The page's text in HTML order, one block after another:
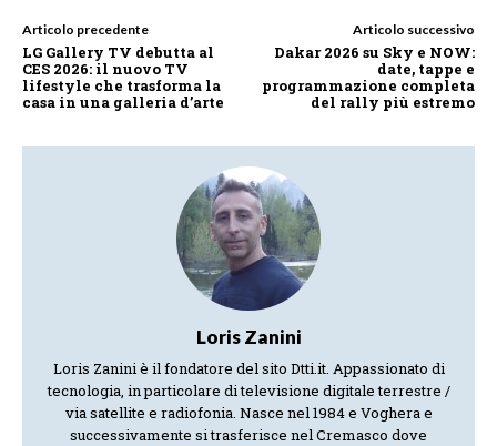
Articolo precedente
LG Gallery TV debutta al
CES 2026: il nuovo TV
lifestyle che trasforma la
casa in una galleria d’arte
Articolo successivo
Dakar 2026 su Sky e NOW:
date, tappe e
programmazione completa
del rally più estremo
Loris Zanini
Loris Zanini è il fondatore del sito Dtti.it. Appassionato di
tecnologia, in particolare di televisione digitale terrestre /
via satellite e radiofonia. Nasce nel 1984 e Voghera e
successivamente si trasferisce nel Cremasco dove